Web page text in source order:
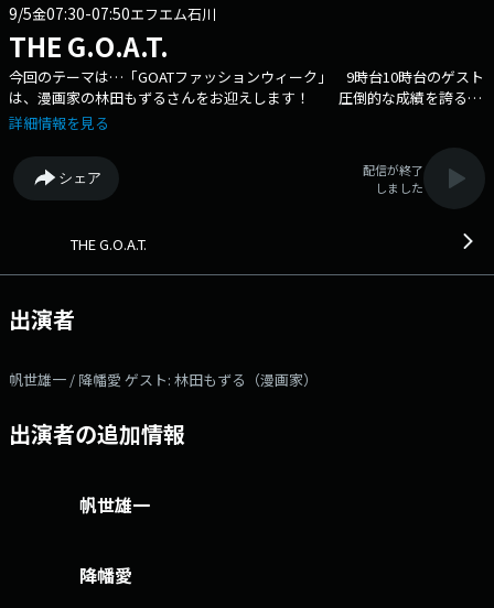
9/5金07:30-07:50エフエム石川
THE G.O.A.T.
今回のテーマは…「GOATファッションウィーク」 9時台10時台のゲスト
は、漫画家の林田もずるさんをお迎えします！ 圧倒的な成績を誇るス
ポーツ選手たち、また海外の人気アーティストたちについて語るSNS上で
最高！＞という意味です。 声優で俳優の帆世雄一と、声優でアーティス
トの降幡愛が、新旧洋邦から、輝きを失わない音楽たち、エンターテイン
メント、アクティビティ、グルメ・・・など、最高のエクスペリエンスを
ンドプログラム。 本日のゲスト： 林田もずる（漫画家） 番組
「#ゴートJFN」 Xアカウントは「@THEGOAT_JFN」
詳細情報を見る
シェア
配信が終了
しました
THE G.O.A.T.
出演者
帆世雄一 / 降幡愛 ゲスト: 林田もずる（漫画家）
出演者の追加情報
帆世雄一
降幡愛